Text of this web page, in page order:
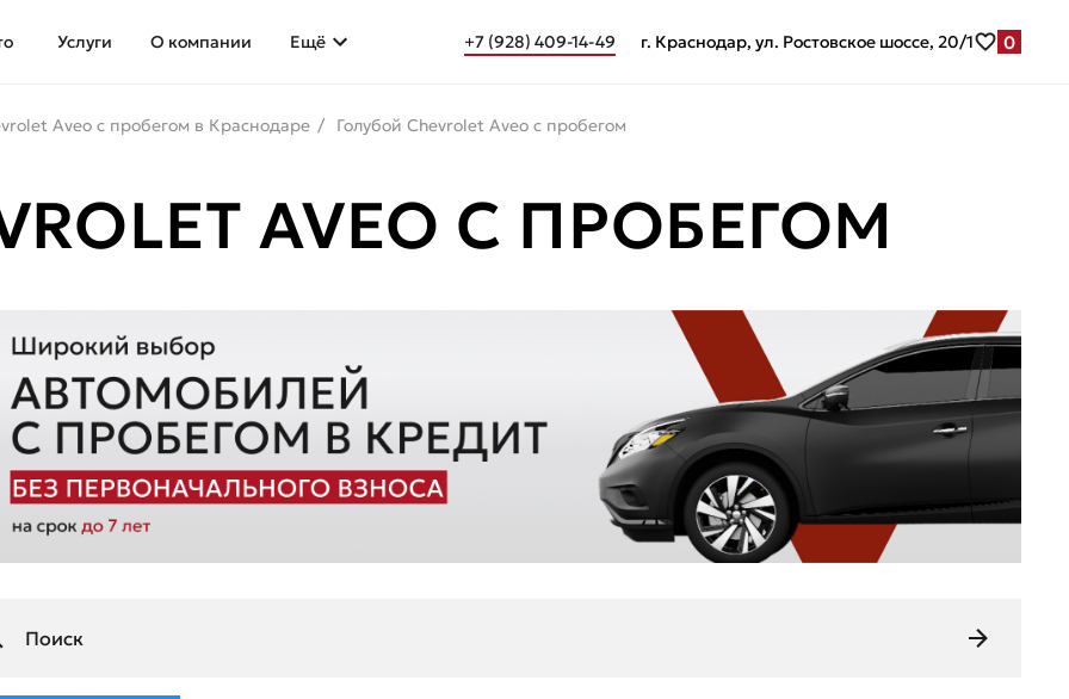
Услуги О компании Ещё +7 (928) 409-14-49 г. Краснодар, ул. Ростовское шоссе, 20/1 0
Aveo с пробегом в Краснодаре Голубой Chevrolet Aveo с пробегом
AVEO С ПРОБЕГОМ